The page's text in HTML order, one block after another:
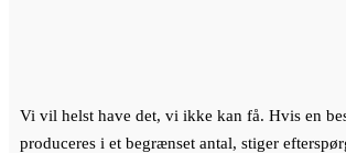
Vi vil helst have det, vi ikke kan få. Hvis en
produceres i et begrænset antal, stiger